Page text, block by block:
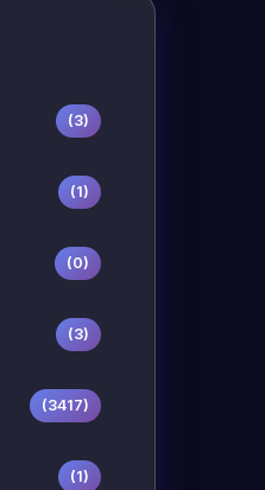
(3)
(1)
(0)
(3)
(3417)
(1)